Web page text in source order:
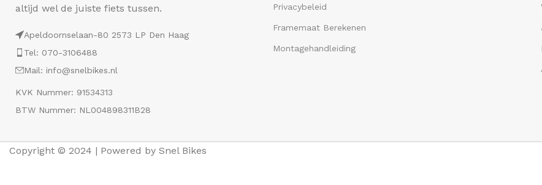
altijd wel de juiste fiets tussen.
Apeldoornselaan-80 2573 LP Den Haag
Tel: 070-3106488
Mail: info@snelbikes.nl
KVK Nummer: 91534313
BTW Nummer: NL004898311B28
Privacybeleid
Framemaat Berekenen
Montagehandleiding
Copyright © 2024 | Powered by Snel Bikes